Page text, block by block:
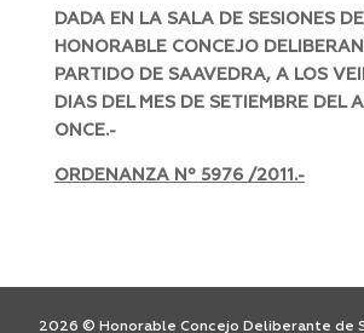
DADA EN LA SALA DE SESIONES
HONORABLE CONCEJO
PARTIDO DE SAAVEDRA, A LOS
DIAS DEL MES DE SETIEMBRE DEL
ONCE.-
ORDENANZA Nº 5976 /2011.-
2026 © Honorable Concejo Deliberante de